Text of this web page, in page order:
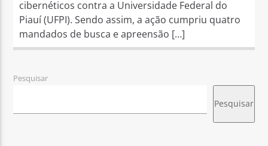
cibernéticos contra a Universidade Federal do
Piauí (UFPI). Sendo assim, a ação cumpriu quatro
mandados de busca e apreensão […]
Pesquisar
Pesquisar